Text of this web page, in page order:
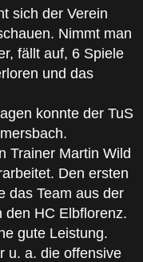
sich der Verein
Nimmt man
fällt auf, 6 Spiele
und das
konnte der TuS
Trainer Martin Wild
Den ersten
das Team aus der
den HC Elbflorenz.
gute Leistung.
u. a. die offensive